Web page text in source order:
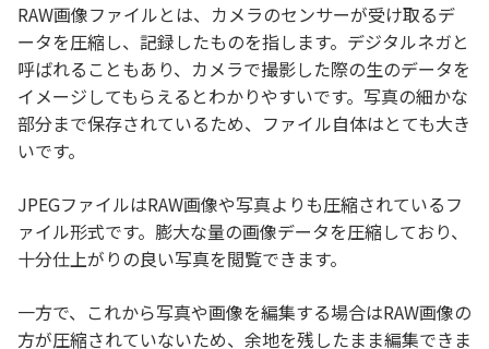
RAW画像ファイルとは、カメラのセンサーが受け取るデ
ータを圧縮し、記録したものを指します。デジタルネガと
呼ばれることもあり、カメラで撮影した際の生のデータを
イメージしてもらえるとわかりやすいです。写真の細かな
部分まで保存されているため、ファイル自体はとても大き
いです。
JPEGファイルはRAW画像や写真よりも圧縮されているフ
ァイル形式です。膨大な量の画像データを圧縮しており、
十分仕上がりの良い写真を閲覧できます。
一方で、これから写真や画像を編集する場合はRAW画像の
方が圧縮されていないため、余地を残したまま編集できま